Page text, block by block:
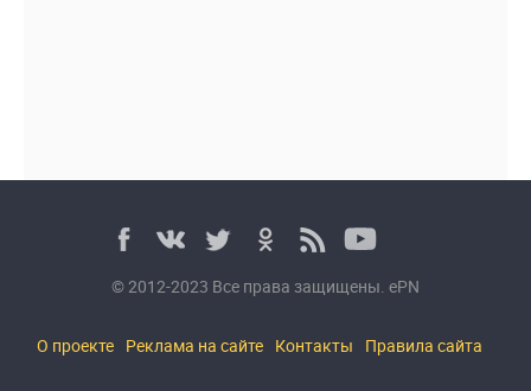
© 2012-2023 Все права защищены. ePN
О проекте Реклама на сайте Контакты Правила сайта